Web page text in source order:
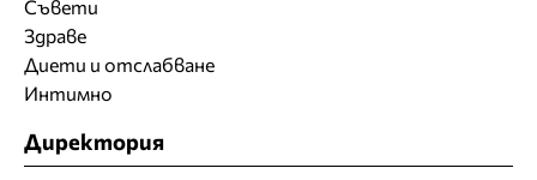
Съвети
Здраве
Диети и отслабване
Интимно
Директория